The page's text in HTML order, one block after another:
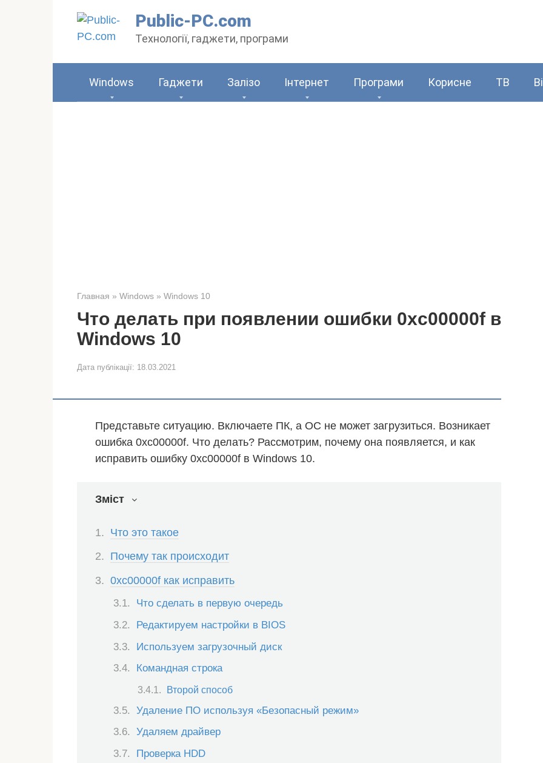
Public-PC.com
Технології, гаджети, програми
Windows Гаджети Залізо Інтернет Програми Корисне ТВ
Главная » Windows » Windows 10
Что делать при появлении ошибки 0xc00000f в
Windows 10
Дата публікації: 18.03.2021
Представьте ситуацию. Включаете ПК, а ОС не может загрузиться. Возникает
ошибка 0xc00000f. Что делать? Рассмотрим, почему она появляется, и как
исправить ошибку 0xc00000f в Windows 10.
Зміст
Что это такое
Почему так происходит
0xc00000f как исправить
Что сделать в первую очередь
Редактируем настройки в BIOS
Используем загрузочный диск
Командная строка
Второй способ
Удаление ПО используя «Безопасный режим»
Удаляем драйвер
Проверка HDD